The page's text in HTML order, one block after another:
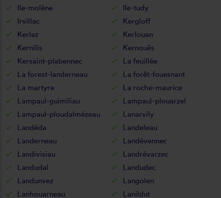
Ile-molène
Ile-tudy
Irvillac
Kergloff
Kerlaz
Kerlouan
Kernilis
Kernouës
Kersaint-plabennec
La feuillée
La forest-landerneau
La forêt-fouesnant
La martyre
La roche-maurice
Lampaul-guimiliau
Lampaul-plouarzel
Lampaul-ploudalmézeau
Lanarvily
Landéda
Landeleau
Landerneau
Landévennec
Landivisiau
Landrévarzec
Landudal
Landudec
Landunvez
Langolen
Lanhouarneau
Lanildut